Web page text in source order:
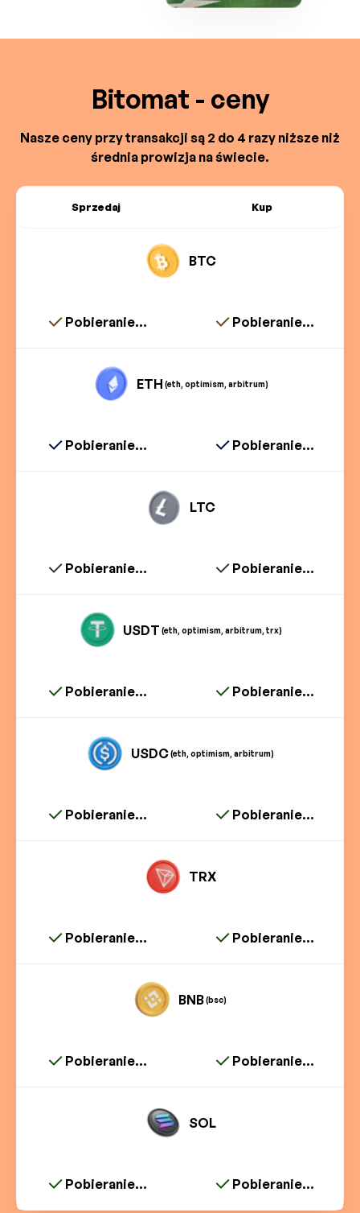
Bitomat - ceny
Nasze ceny przy transakcji są 2 do 4 razy niższe niż
średnia prowizja na świecie.
Sprzedaj Kup
BTC
Pobieranie... Pobieranie...
ETH (eth, optimism, arbitrum)
Pobieranie... Pobieranie...
LTC
Pobieranie... Pobieranie...
USDT (eth, optimism, arbitrum, trx)
Pobieranie... Pobieranie...
USDC(eth, optimism, arbitrum)
Pobieranie... Pobieranie...
TRX
Pobieranie... Pobieranie...
BNB(bsc)
Pobieranie... Pobieranie...
SOL
Pobieranie... Pobieranie...